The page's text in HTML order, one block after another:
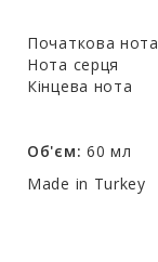
Початкова нота
Нота серця
Кінцева нота
Об'єм: 60 мл
Made in Turkey